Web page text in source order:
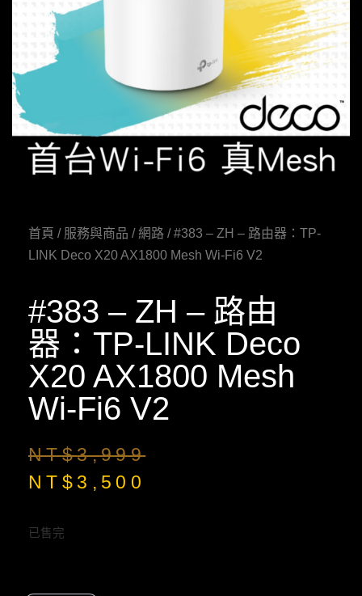
首頁 / 服務與商品 /網路 / #383 – ZH – 路由器：TP-
LINK Deco X20 AX1800 Mesh Wi-Fi6 V2
#383 – ZH – 路由
器：TP-LINK Deco
X20 AX1800 Mesh
Wi-Fi6 V2
NT$3,999
NT$ 3,500
已售完